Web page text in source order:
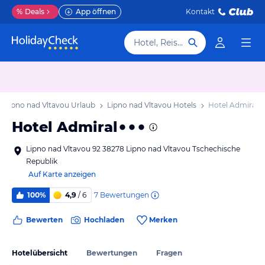
% Deals App öffnen Kontakt
Hotel, Reiseziel
Lipno nad Vltavou Urlaub Lipno nad Vltavou Hotels Hotel Admiral
Hotel Admiral
Lipno nad Vltavou 92 38278 Lipno nad Vltavou Tschechische
Republik
Auf Karte anzeigen
100% 4,9 / 6 7 Bewertungen
Bewerten Hochladen Merken
Hotelübersicht Bewertungen Fragen